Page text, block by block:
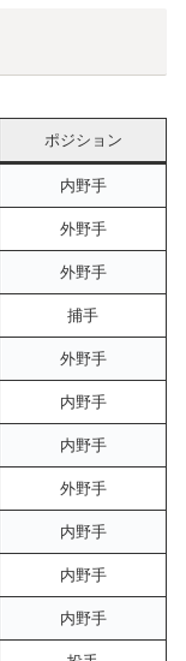
ポジション
内野手
外野手
外野手
捕手
外野手
内野手
内野手
外野手
内野手
内野手
内野手